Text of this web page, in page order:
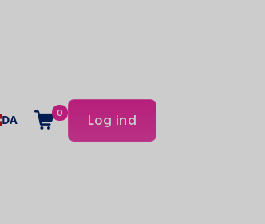
DA 0 Log ind